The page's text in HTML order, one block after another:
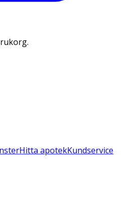
Hitta apotekKundservice